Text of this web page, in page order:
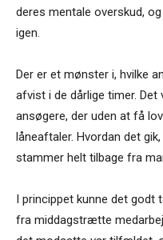
deres mentale overskud,
igen.
Der er et mønster i, hvilke
afvist i de dårlige timer.
ansøgere, der uden at få
låneaftaler. Hvordan det
stammer helt tilbage fra
I princippet kunne det godt
fra middagstrætte